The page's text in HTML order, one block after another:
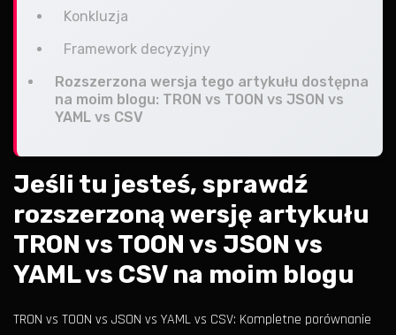
Konkluzja
Framework decyzyjny
Rozszerzona wersja tego artykułu dostępna
na moim blogu: TRON vs TOON vs JSON vs
YAML vs CSV
Jeśli tu jesteś, sprawdź
rozszerzoną wersję artykułu
TRON vs TOON vs JSON vs
YAML vs CSV na moim blogu
TRON vs TOON vs JSON vs YAML vs CSV: Kompletne porównanie